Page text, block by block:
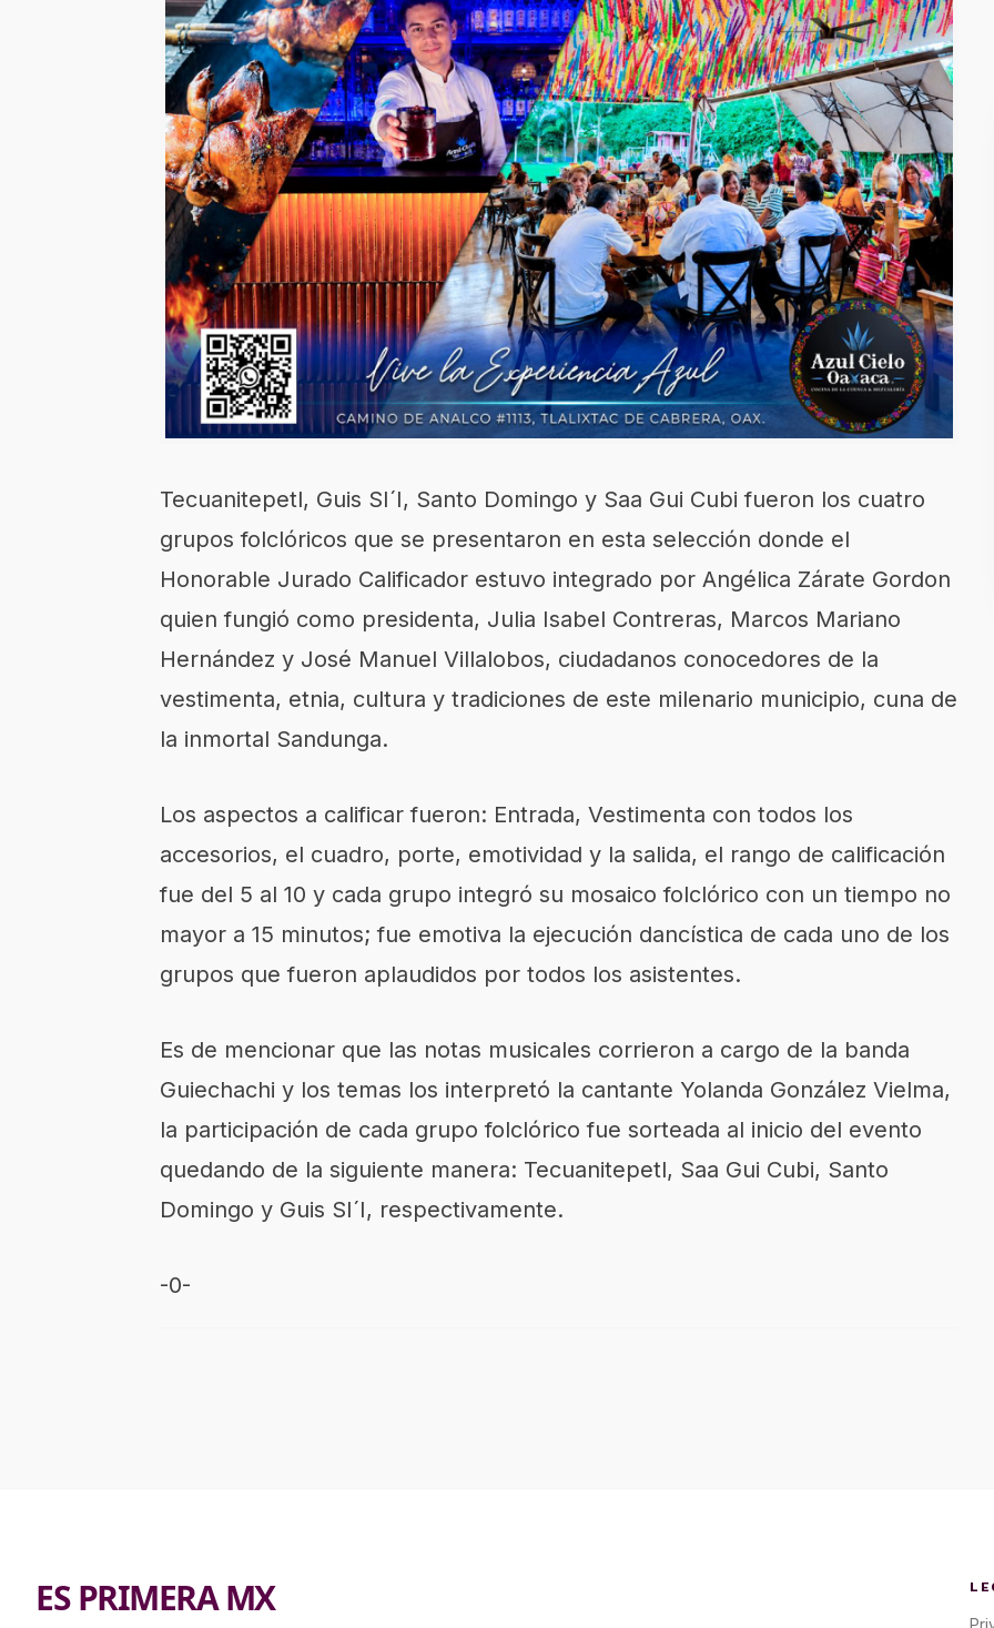
Tecuanitepetl, Guis SI´I, Santo Domingo y Saa Gui Cubi fueron los cuatro
grupos folclóricos que se presentaron en esta selección donde el
Honorable Jurado Calificador estuvo integrado por Angélica Zárate Gordon
quien fungió como presidenta, Julia Isabel Contreras, Marcos Mariano
Hernández y José Manuel Villalobos, ciudadanos conocedores de la
vestimenta, etnia, cultura y tradiciones de este milenario municipio, cuna de
la inmortal Sandunga.
Los aspectos a calificar fueron: Entrada, Vestimenta con todos los
accesorios, el cuadro, porte, emotividad y la salida, el rango de calificación
fue del 5 al 10 y cada grupo integró su mosaico folclórico con un tiempo no
mayor a 15 minutos; fue emotiva la ejecución dancística de cada uno de los
grupos que fueron aplaudidos por todos los asistentes.
Es de mencionar que las notas musicales corrieron a cargo de la banda
Guiechachi y los temas los interpretó la cantante Yolanda González Vielma,
la participación de cada grupo folclórico fue sorteada al inicio del evento
quedando de la siguiente manera: Tecuanitepetl, Saa Gui Cubi, Santo
Domingo y Guis SI´I, respectivamente.
-0-
ES PRIMERA MX